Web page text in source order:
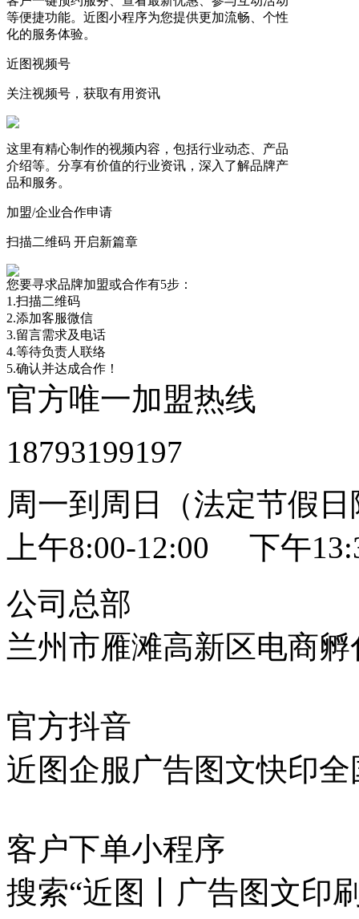
等便捷功能。近图小程序为您提供更加流畅、个性
化的服务体验。
近图视频号
关注视频号，获取有用资讯
这里有精心制作的视频内容，包括行业动态、产品
介绍等。分享有价值的行业资讯，深入了解品牌产
品和服务。
加盟/企业合作申请
扫描二维码 开启新篇章
您要寻求品牌加盟或合作有5步：
1.扫描二维码
2.添加客服微信
3.留言需求及电话
4.等待负责人联络
5.确认并达成合作！
官方唯一加盟热线
18793199197
周一到周日（法定节假
上午8:00-12:00 下午
公司总部
兰州市雁滩高新区电商孵
官方抖音
近图企服广告图文快印全
客户下单小程序
搜索“近图丨广告图文印